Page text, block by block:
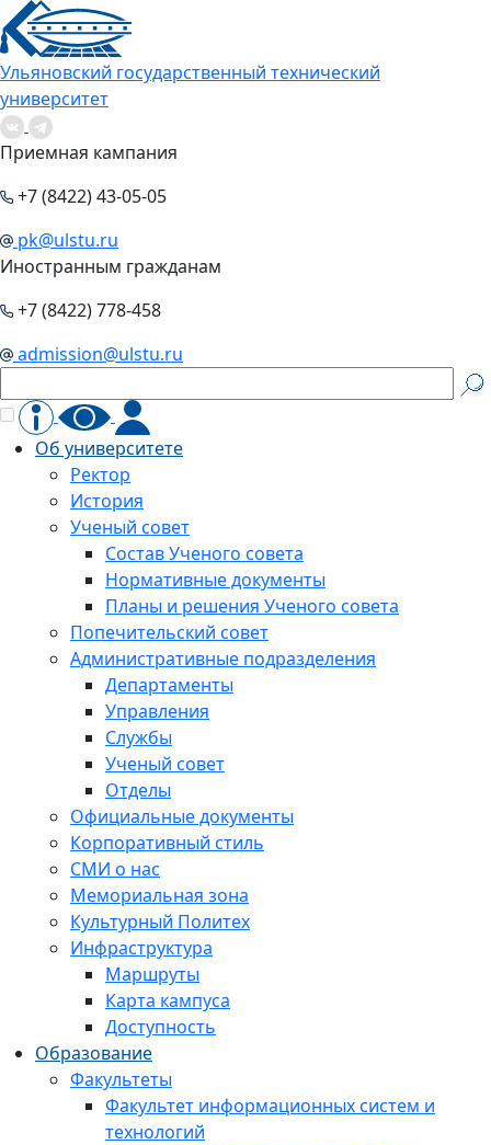
Ульяновский государственный технический
университет
Приемная кампания
+7 (8422) 43-05-05
pk@ulstu.ru
Иностранным гражданам
+7 (8422) 778-458
admission@ulstu.ru
Об университете
Ректор
История
Ученый совет
Состав Ученого совета
Нормативные документы
Планы и решения Ученого совета
Попечительский совет
Административные подразделения
Департаменты
Управления
Службы
Ученый совет
Отделы
Официальные документы
Корпоративный стиль
СМИ о нас
Мемориальная зона
Культурный Политех
Инфраструктура
Маршруты
Карта кампуса
Доступность
Образование
Факультеты
Факультет информационных систем и
технологий